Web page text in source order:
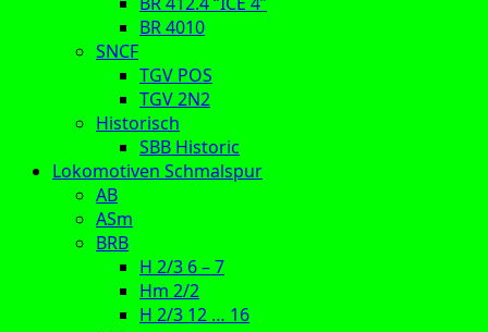
BR 4010
SNCF
TGV POS
TGV 2N2
Historisch
SBB Historic
Lokomotiven Schmalspur
AB
ASm
BRB
H 2/3 6 – 7
Hm 2/2
H 2/3 12 … 16